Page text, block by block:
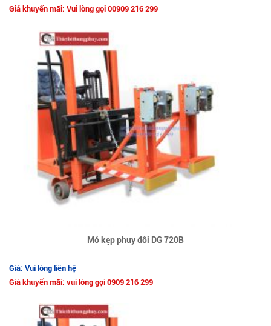
Giá khuyến mãi: Vui lòng gọi 00909 216 299
Mỏ kẹp phuy đôi DG 720B
Giá: Vui lòng liên hệ
Giá khuyến mãi: vui lòng gọi 0909 216 299